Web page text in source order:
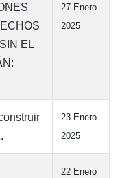
EL
27 Enero
2025
23 Enero
2025
22 Enero